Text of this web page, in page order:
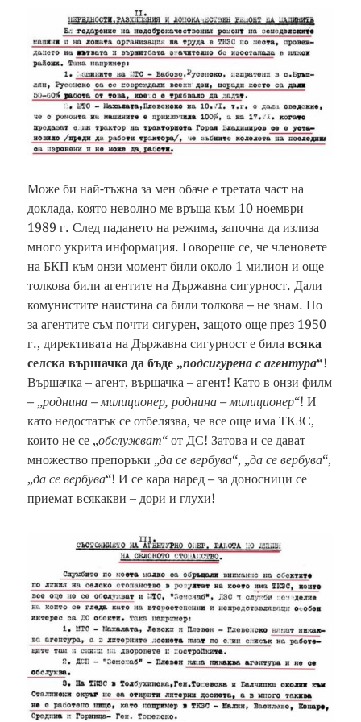
Може би най-тъжна за мен обаче е третата част на
доклада, която неволно ме връща към 10 ноември
1989 г. След падането на режима, започна да излиза
много укрита информация. Говореше се, че членовете
на БКП към онзи момент били около 1 милион и още
толкова били агентите на Държавна сигурност. Дали
комунистите наистина са били толкова – не знам. Но
за агентите съм почти сигурен, защото още през 1950
г., директивата на Държавна сигурност е била всяка
селска вършачка да бъде „подсигурена с агентура“!
Вършачка – агент, вършачка – агент! Като в онзи филм
– „роднина – милиционер, роднина – милиционер“! И
като недостатък се отбелязва, че все още има ТКЗС,
които не се „обслужват“ от ДС! Затова и се дават
множество препоръки „да се вербува“, „да се вербува“,
„да се вербува“! И се кара наред – за доносници се
приемат всякакви – дори и глухи!